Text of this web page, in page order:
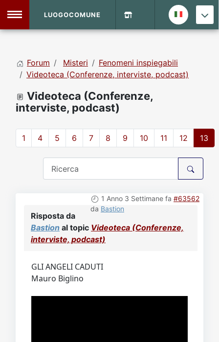
Home
DVD Shop
Sito
LUOGOCOMUNE
Forum Misteri
Fenomeni inspiegabili
Videoteca (Conferenze, interviste, podcast)
Videoteca (Conferenze,
interviste, podcast)
1 4 5 6 7 8 9 10 11 12 13
1 Anno 3 Settimane fa #63562
da Bastion
Risposta da
Bastion al topic Videoteca (Conferenze,
interviste, podcast)
GLI ANGELI CADUTI
Mauro Biglino